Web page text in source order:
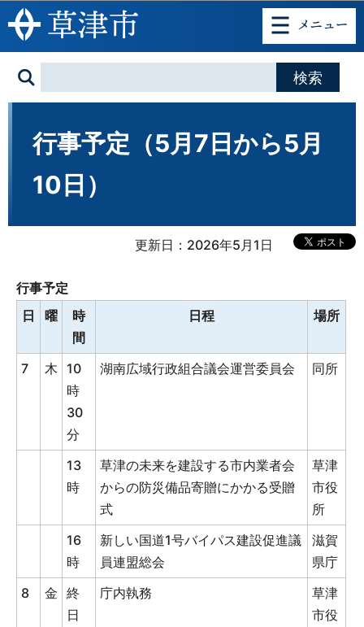
このページの本文へ移動
行事予定（5月7日から5月
10日）
更新日：2026年5月1日
行事予定
日
曜
時
間
日程 場所
7 木
10
時
30
分
湖南広域行政組合議会運営委員会 同所
13
時
草津の未来を建設する市内業者会
からの防災備品寄贈にかかる受贈
式
草津
市役
所
16
時
新しい国道1号バイパス建設促進議
員連盟総会
滋賀
県庁
8
金 終
日
庁内執務
草津
市役